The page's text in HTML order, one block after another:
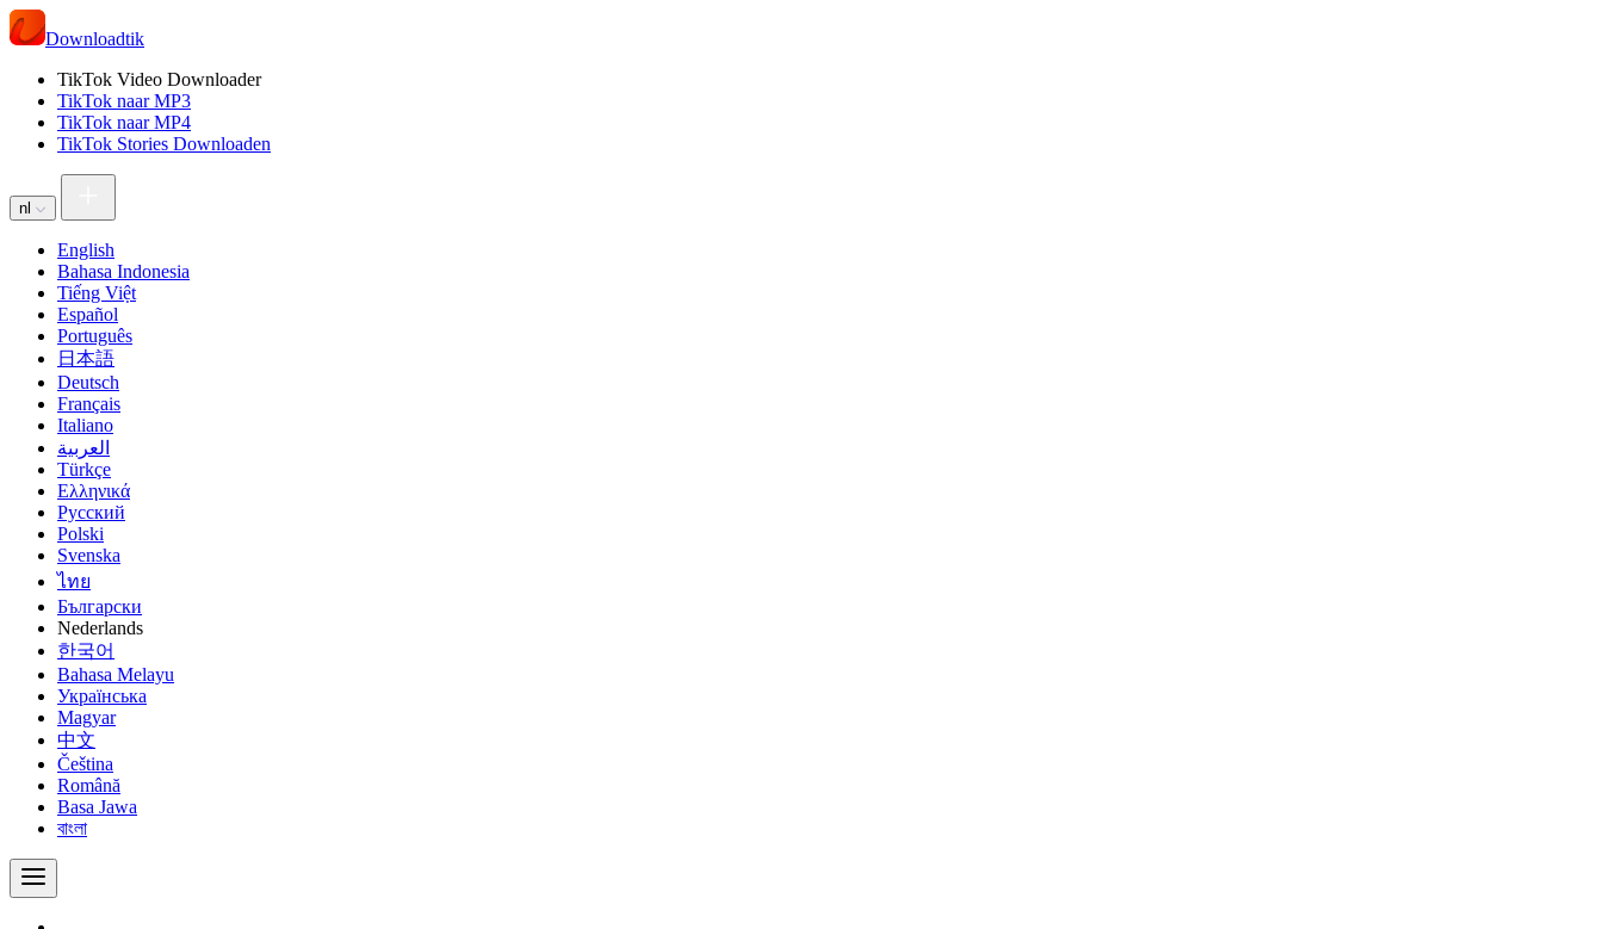
Downloadtik
TikTok Video Downloader
TikTok naar MP3
TikTok naar MP4
TikTok Stories Downloaden
nl
English
Bahasa Indonesia
Tiếng Việt
Español
Português
日本語
Deutsch
Français
Italiano
العربية
Türkçe
Ελληνικά
Русский
Polski
Svenska
ไทย
Български
Nederlands
한국어
Bahasa Melayu
Українська
Magyar
中文
Čeština
Română
Basa Jawa
বাংলা